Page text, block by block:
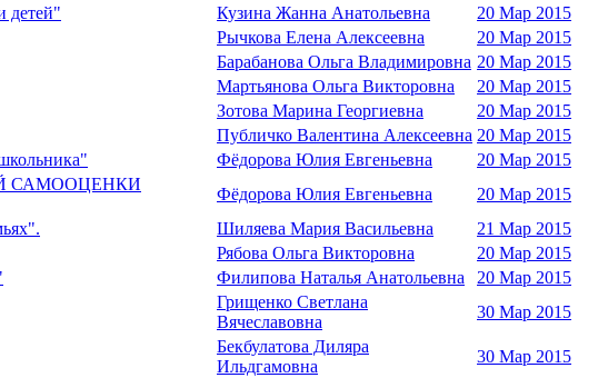
детей" Кузина Жанна Анатольевна
20 Мар 2015
Рычкова Елена Алексеевна
20 Мар 2015
Барабанова Ольга Владимировна 20 Мар 2015
Мартьянова Ольга Викторовна
20 Мар 2015
Зотова Марина Георгиевна
20 Мар 2015
Публичко Валентина Алексеевна 20 Мар 2015
Фёдорова Юлия Евгеньевна
20 Мар 2015
САМООЦЕНКИ
Фёдорова Юлия Евгеньевна
20 Мар 2015
Шиляева Мария Васильевна
21 Мар 2015
Рябова Ольга Викторовна
20 Мар 2015
Филипова Наталья Анатольевна
20 Мар 2015
Грищенко Светлана
Вячеславовна
30 Мар 2015
Бекбулатова Диляра
Ильдгамовна
30 Мар 2015